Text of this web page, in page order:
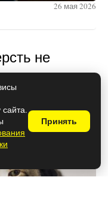
26 мая 2026
не
Принять